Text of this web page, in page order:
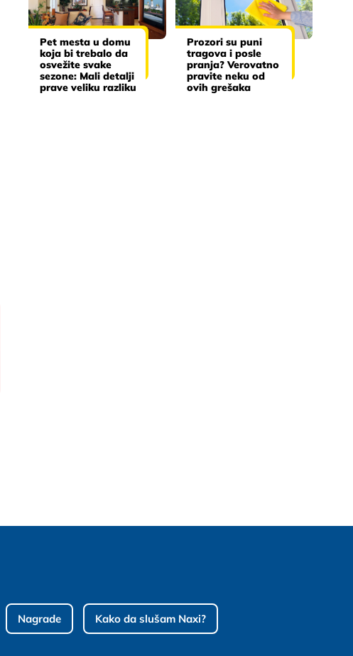
Pet mesta u domu
koja bi trebalo da
osvežite svake
sezone: Mali detalji
prave veliku razliku
Prozori su puni
tragova i posle
pranja? Verovatno
pravite neku od
ovih grešaka
Nagrade Kako da slušam Naxi?